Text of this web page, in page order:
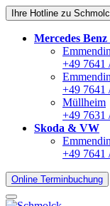
Ihre Hotline zu
Mercedes
+49 7641
+49 7641
Müllheim
+49 7631
Skoda & VW
+49 7641
Online Terminbuchung